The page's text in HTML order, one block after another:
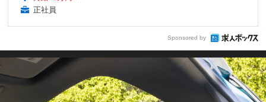
正社員
Sponsored by